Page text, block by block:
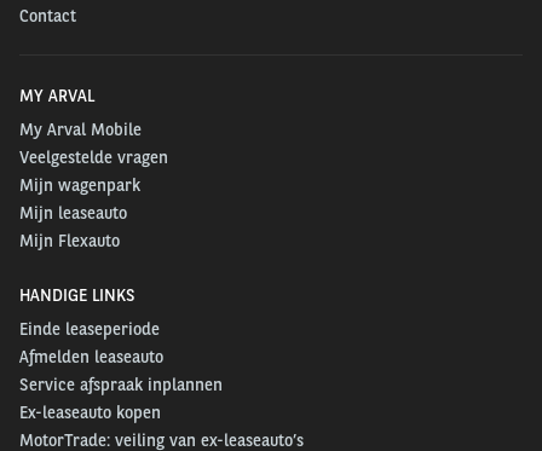
Contact
MY ARVAL
My Arval Mobile
Veelgestelde vragen
Mijn wagenpark
Mijn leaseauto
Mijn Flexauto
HANDIGE LINKS
Einde leaseperiode
Afmelden leaseauto
Service afspraak inplannen
Ex-leaseauto kopen
MotorTrade: veiling van ex-leaseauto’s